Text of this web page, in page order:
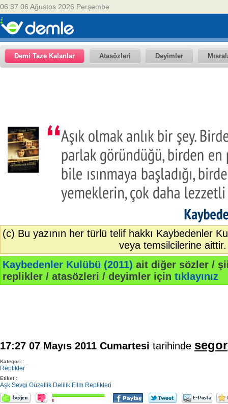
06:37 06 Ağustos 2026 Perşembe
Demi Taze Kalanlar Atasözleri Deyimler
(c) Bu yazının her türlü telif hakkı Kaybedenler
veya temsilcilerine aittir.
Kaybedenler Kulübü (2011) ait diğer sözler /
replikler / atasözleri / deyimler için tıklayınız
17:27 07 Mayıs 2011 Cumartesi tarihinde segor
Kategori :
Replikler
Etiket :
Aşk Sevgi Güzellik Delilik Film Replikleri